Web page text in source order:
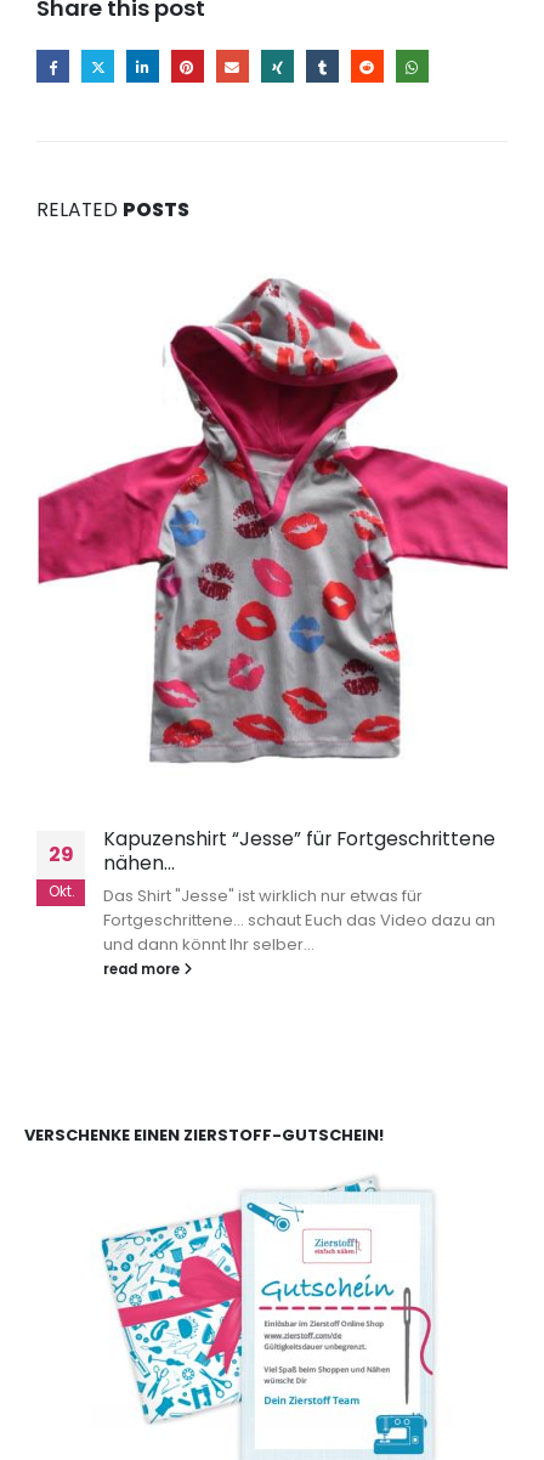
Share this post
RELATED POSTS
29
Okt.
Kapuzenshirt “Jesse” für Fortgeschrittene
nähen…
Das Shirt "Jesse" ist wirklich nur etwas für
Fortgeschrittene... schaut Euch das Video dazu an
und dann könnt Ihr selber...
read more
VERSCHENKE EINEN ZIERSTOFF-GUTSCHEIN!